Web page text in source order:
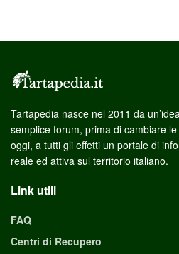
Tartapedia nasce nel 2011 da
semplice forum, prima di cambiare
oggi, a tutti gli effetti un portale di
reale ed attiva sul territorio italiano.
Link utili
FAQ
Centri di Recupero